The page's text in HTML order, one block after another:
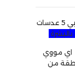
بكج جهاز ليزر اي مووي السابع الذهبي 5 عدسات
اي مووي
من